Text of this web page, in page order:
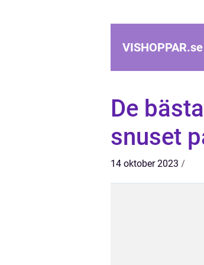
VISHOPPAR.se
De
snuset
14 oktober 2023